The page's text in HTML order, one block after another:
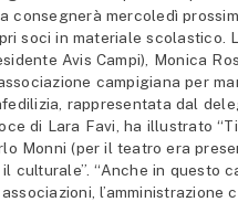
consegnerà mercoledì
soci in materiale scolastico.
Avis Campi), Monica
campigiana per
rappresentata dal
di Lara Favi, ha illustrato
Monni (per il teatro era
“Anche in questo
l’amministrazione